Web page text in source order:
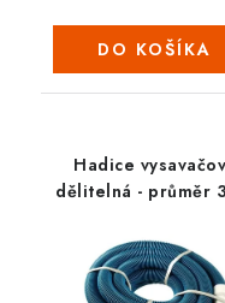
DO KOŠÍKA
Hadice
dělitelná - průměr